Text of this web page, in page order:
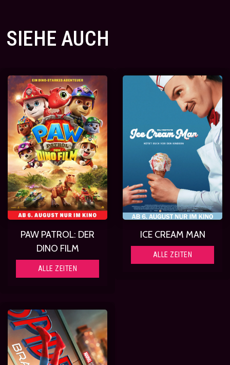
SIEHE AUCH
PAW PATROL: DER
DINO FILM
ALLE ZEITEN
ICE CREAM MAN
ALLE ZEITEN